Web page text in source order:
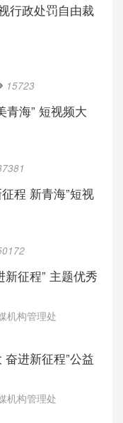
行政处罚自由裁
15723
青海” 短视频大
程 新青海”短视
征程” 主题优秀
机构管理处
进新征程”公益
机构管理处